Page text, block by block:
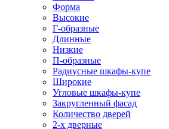
Форма
Высокие
Г-образные
Длинные
Низкие
П-образные
Радиусные шкафы-купе
Широкие
Угловые шкафы-купе
Закругленный фасад
Количество дверей
2-х дверные